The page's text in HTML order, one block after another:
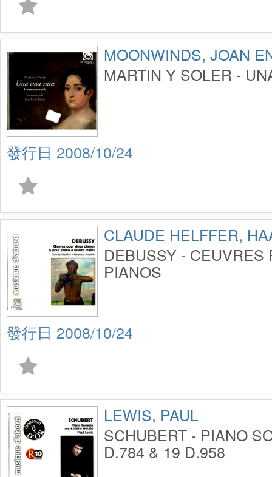
MOONWINDS, JOAN
MARTIN Y SOLER -
2008/10/24
CLAUDE HELFFER,
DEBUSSY - CEUVRES
PIANOS
2008/10/24
LEWIS, PAUL
SCHUBERT - PIANO
D.784 & 19 D.958